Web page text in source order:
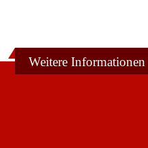
Weitere Informationen